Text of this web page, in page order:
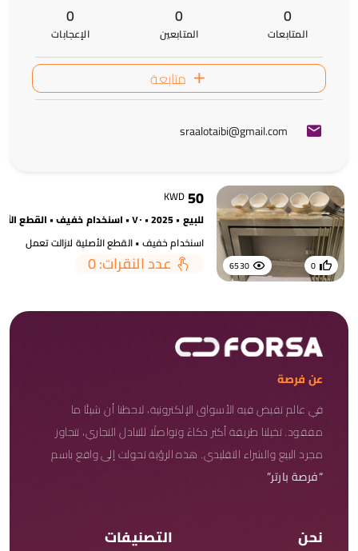
0
المتابعات
0
المتابعين
0
الإعجابات
متابعة
sraalotaibi@gmail.com
6530 0
50
KWD
للبيع • 2025 • ٧٠ • اسنخدام خفيف • القطع الأصلية لازالت تعمل
اسنخدام خفيف • القطع الأصلية لازالت تعمل
عدد النقرات: 0
عن فرصة
في عالم تفيض فيه الأسواق الإلكترونية، لاحظنا أن شيئًا ما
مفقود. تخيلنا طريقة أكثر ذكاءً وتواصلًا للتبادل التجاري، تتجاوز
مجرد البيع والشراء التقليدي. هذه الرؤية تحولت إلى واقع باسم
“فرصة بارتر”
نحن التصنيفات